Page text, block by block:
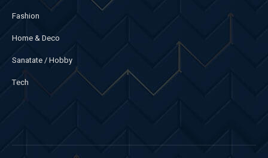
Fashion
Home & Deco
Sanatate / Hobby
Tech